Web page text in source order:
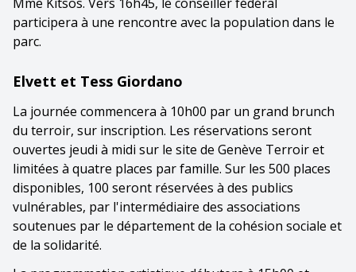
participera à une rencontre avec la population dans le
parc.
Elvett et Tess Giordano
La journée commencera à 10h00 par un grand brunch
du terroir, sur inscription. Les réservations seront
ouvertes jeudi à midi sur le site de Genève Terroir et
limitées à quatre places par famille. Sur les 500 places
disponibles, 100 seront réservées à des publics
vulnérables, par l'intermédiaire des associations
soutenues par le département de la cohésion sociale et
de la solidarité.